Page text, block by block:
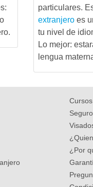
particulares.
extranjeroes
tu nivel de
Lo mejor:
lengua
¿Por